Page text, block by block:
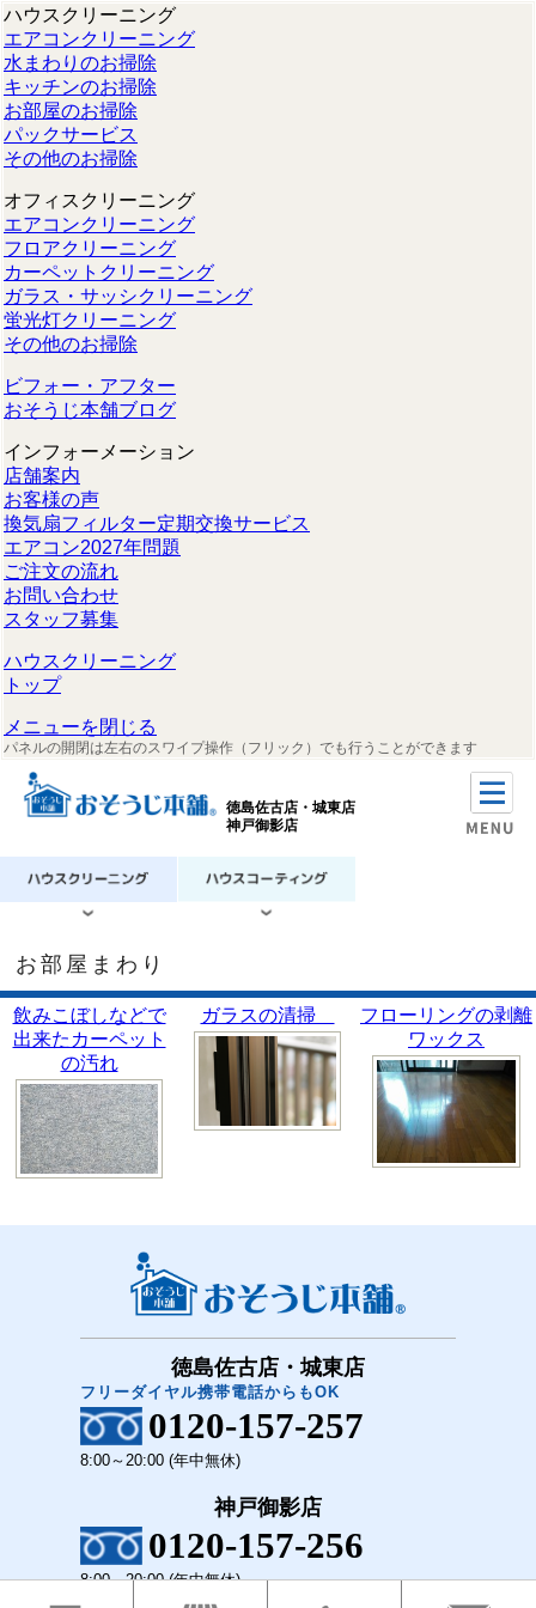
ハウスクリーニング
エアコンクリーニング
水まわりのお掃除
キッチンのお掃除
お部屋のお掃除
パックサービス
その他のお掃除
オフィスクリーニング
エアコンクリーニング
フロアクリーニング
カーペットクリーニング
ガラス・サッシクリーニング
蛍光灯クリーニング
その他のお掃除
ビフォー・アフター
おそうじ本舗ブログ
インフォーメーション
店舗案内
お客様の声
換気扇フィルター定期交換サービス
エアコン2027年問題
ご注文の流れ
お問い合わせ
スタッフ募集
ハウスクリーニング
トップ
メニューを閉じる
パネルの開閉は左右のスワイプ操作（フリック）でも行うことができます
徳島佐古店・城東店
神戸御影店
お部屋まわり
飲みこぼしなどで
出来たカーペット
の汚れ
ガラスの清掃
フローリングの剥離
ワックス
徳島佐古店・城東店
フリーダイヤル携帯電話からもOK
0120-157-257
8:00～20:00 (年中無休)
神戸御影店
0120-157-256
8:00～20:00 (年中無休)